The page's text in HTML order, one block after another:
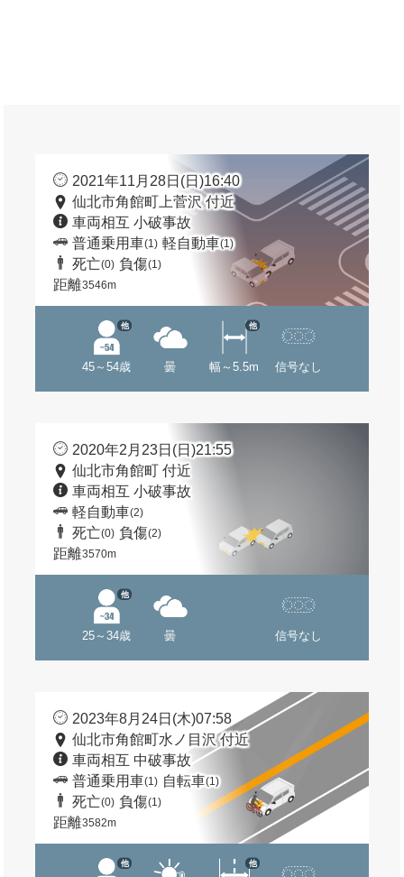
2021年11月28日(日)16:40
仙北市角館町上菅沢 付近
車両相互 小破事故
普通乗用車(1) 軽自動車(1)
死亡(0) 負傷(1)
距離3546m
45～54歳
他
曇 幅～5.5m
他
信号なし
2020年2月23日(日)21:55
仙北市角館町 付近
車両相互 小破事故
軽自動車(2)
死亡(0) 負傷(2)
距離3570m
25～34歳
他
曇 信号なし
2023年8月24日(木)07:58
仙北市角館町水ノ目沢 付近
車両相互 中破事故
普通乗用車(1) 自転車(1)
死亡(0) 負傷(1)
距離3582m
他 他